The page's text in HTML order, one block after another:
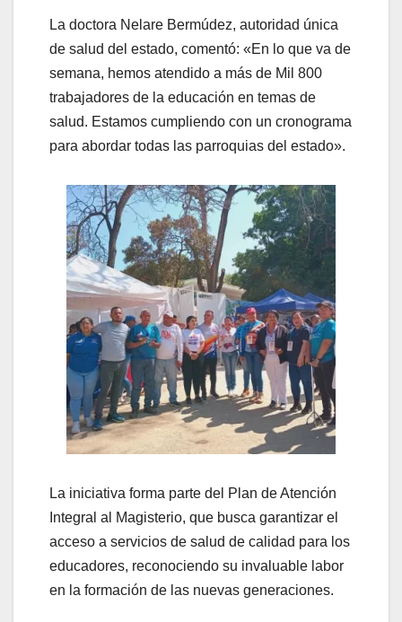
La doctora Nelare Bermúdez, autoridad única
de salud del estado, comentó: «En lo que va de
semana, hemos atendido a más de Mil 800
trabajadores de la educación en temas de
salud. Estamos cumpliendo con un cronograma
para abordar todas las parroquias del estado».
La iniciativa forma parte del Plan de Atención
Integral al Magisterio, que busca garantizar el
acceso a servicios de salud de calidad para los
educadores, reconociendo su invaluable labor
en la formación de las nuevas generaciones.